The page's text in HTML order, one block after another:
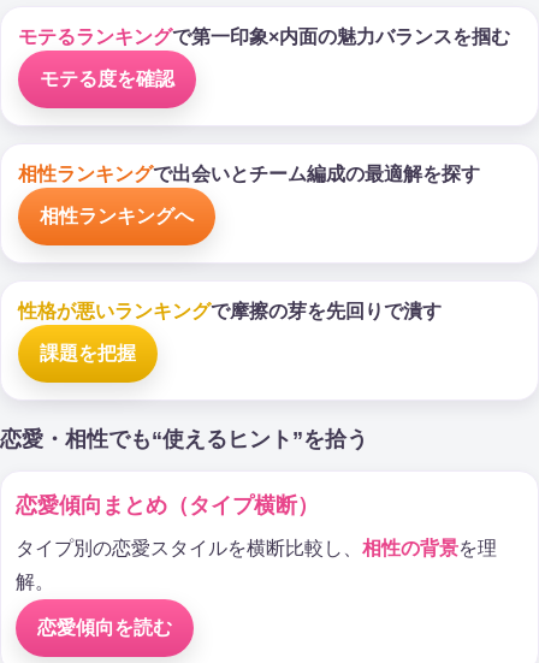
モテるランキングで第一印象×内面の魅力バランスを掴む
モテる度を確認
相性ランキングで出会いとチーム編成の最適解を探す
相性ランキングへ
性格が悪いランキングで摩擦の芽を先回りで潰す
課題を把握
恋愛・相性でも“使えるヒント”を拾う
恋愛傾向まとめ（タイプ横断）
タイプ別の恋愛スタイルを横断比較し、 相性の背景を理
解。
恋愛傾向を読む